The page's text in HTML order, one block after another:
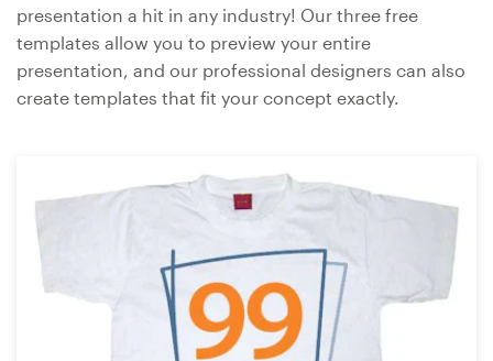
presentation a hit in any industry! Our three free
templates allow you to preview your entire
presentation, and our professional designers can also
create templates that fit your concept exactly.